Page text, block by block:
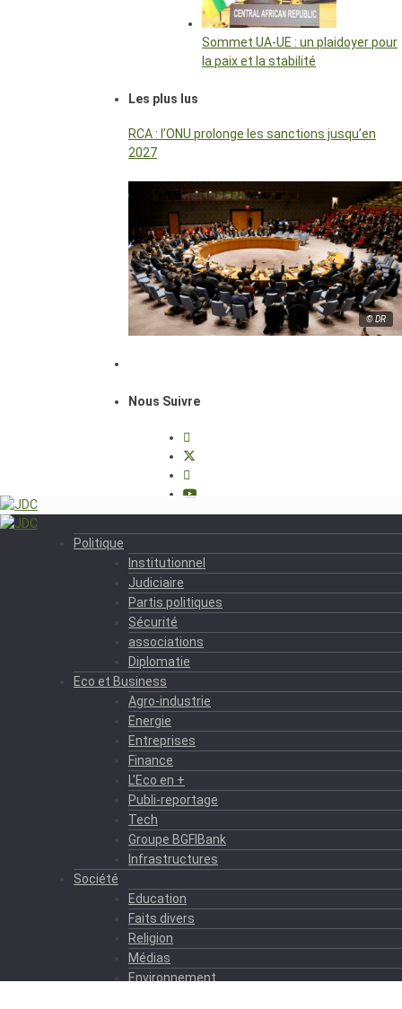
Sommet UA-UE : un plaidoyer pour
la paix et la stabilité
Les plus lus
RCA : l’ONU prolonge les sanctions jusqu’en
2027
© DR
Nous Suivre
Politique
Institutionnel
Judiciaire
Partis politiques
Sécurité
associations
Diplomatie
Eco et Business
Agro-industrie
Energie
Entreprises
Finance
L’Eco en +
Publi-reportage
Tech
Groupe BGFIBank
Infrastructures
Société
Education
Faits divers
Religion
Médias
Environnement